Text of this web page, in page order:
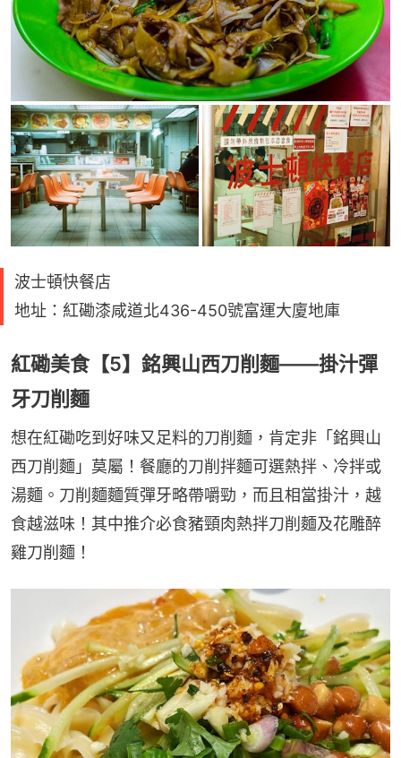
波士頓快餐店
地址：紅磡漆咸道北436-450號富運大廈地庫
紅磡美食【5】銘興山西刀削麵——掛汁彈
牙刀削麵
想在紅磡吃到好味又足料的刀削麵，肯定非「銘興山
西刀削麵」莫屬！餐廳的刀削拌麵可選熱拌、冷拌或
湯麵。刀削麵麵質彈牙略帶嚼勁，而且相當掛汁，越
食越滋味！其中推介必食豬頸肉熱拌刀削麵及花雕醉
雞刀削麵！